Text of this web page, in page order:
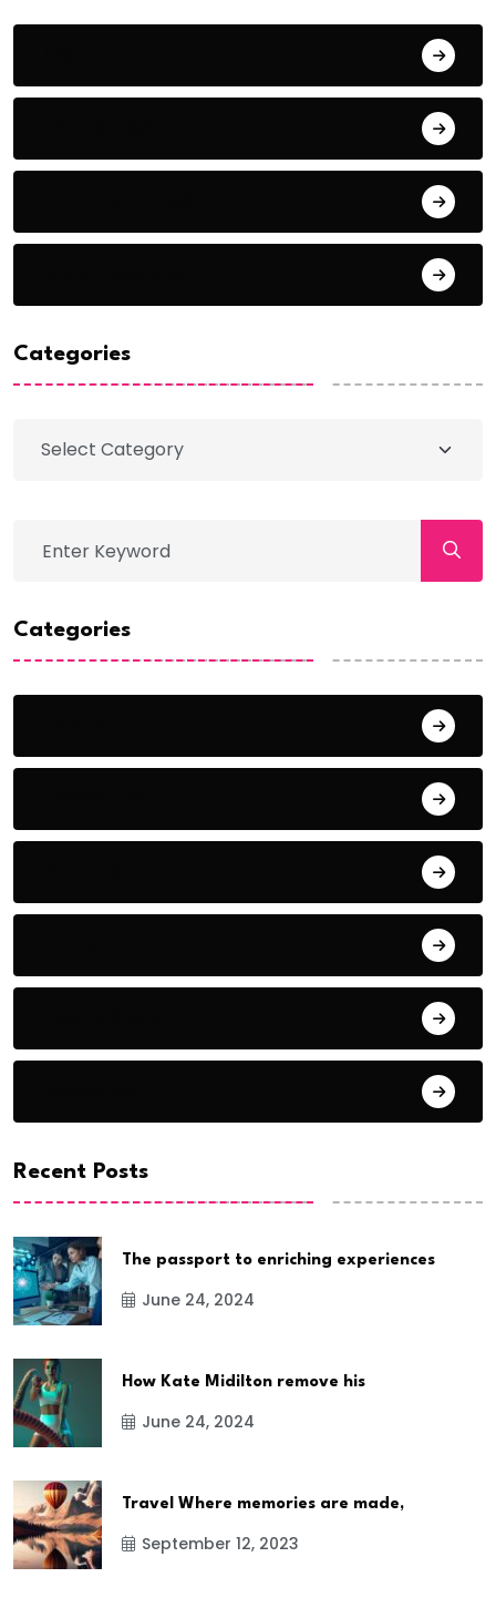
Categories
Categories
Recent Posts
The passport to enriching experiences
June 24, 2024
How Kate Midilton remove his
June 24, 2024
Travel Where memories are made,
September 12, 2023